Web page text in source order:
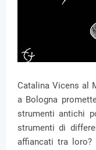
Catalina Vicens al
a Bologna
strumenti antichi
strumenti di
affiancati tra loro?